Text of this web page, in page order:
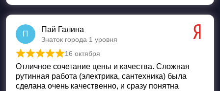
П
Пай Галина
Знаток города 1 уровня
Оценка
16 октября
Отличное сочетание цены и качества. Сложная
рутинная работа (электрика, сантехника) была
сделана очень качественно, и сразу понятна